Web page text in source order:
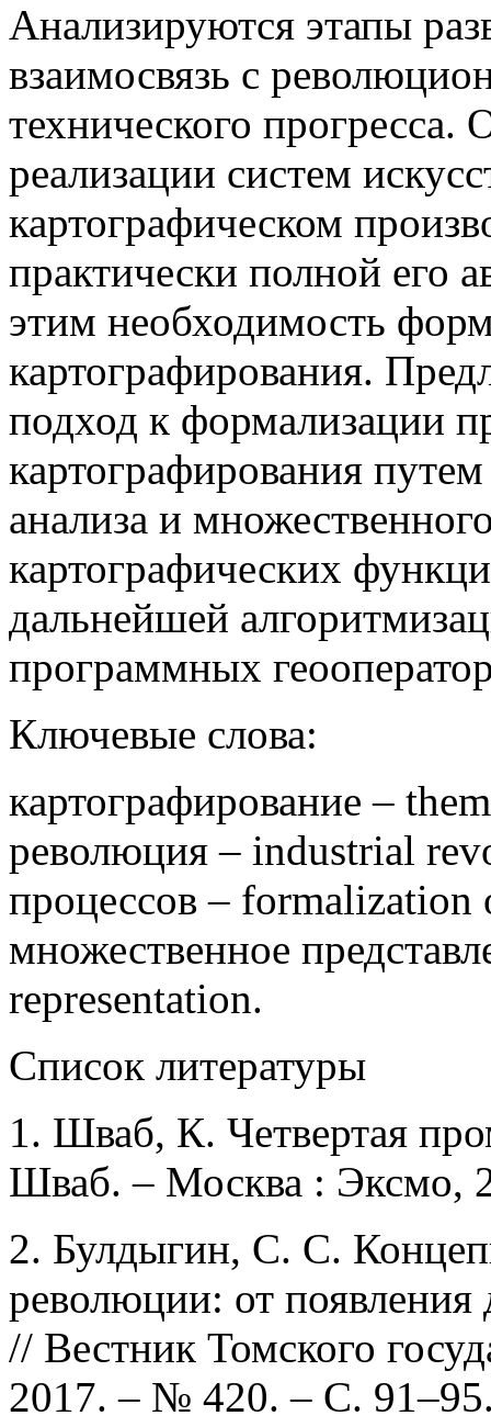
Анализируются этапы
взаимосвязь с
технического прогресса.
реализации систем
картографическом
практически полной его
этим необходимость
картографирования.
подход к формализации
картографирования
анализа и
картографических
дальнейшей
программных
Ключевые слова:
картографирование –
революция – industrial
процессов – formalization
множественное
representation.
Список литературы
1. Шваб, К. Четвертая
Шваб. – Москва : Эксмо,
2. Булдыгин, С. С.
революции: от
// Вестник Томского
2017. – № 420. – С.